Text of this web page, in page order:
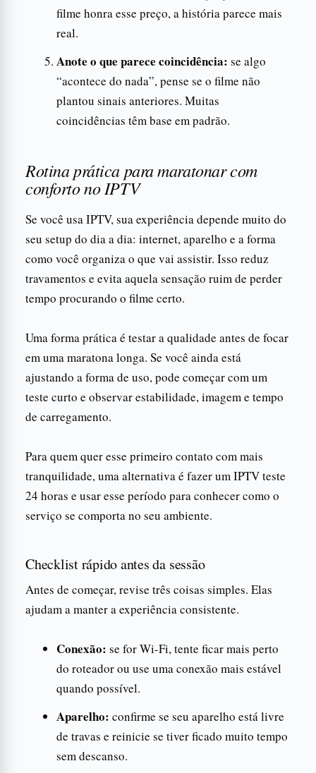
filme honra esse preço, a história parece mais
real.
Anote o que parece coincidência: se algo
“acontece do nada”, pense se o filme não
plantou sinais anteriores. Muitas
coincidências têm base em padrão.
Rotina prática para maratonar com
conforto no IPTV
Se você usa IPTV, sua experiência depende muito do
seu setup do dia a dia: internet, aparelho e a forma
como você organiza o que vai assistir. Isso reduz
travamentos e evita aquela sensação ruim de perder
tempo procurando o filme certo.
Uma forma prática é testar a qualidade antes de focar
em uma maratona longa. Se você ainda está
ajustando a forma de uso, pode começar com um
teste curto e observar estabilidade, imagem e tempo
de carregamento.
Para quem quer esse primeiro contato com mais
tranquilidade, uma alternativa é fazer um IPTV teste
24 horas e usar esse período para conhecer como o
serviço se comporta no seu ambiente.
Checklist rápido antes da sessão
Antes de começar, revise três coisas simples. Elas
ajudam a manter a experiência consistente.
Conexão: se for Wi-Fi, tente ficar mais perto
do roteador ou use uma conexão mais estável
quando possível.
Aparelho: confirme se seu aparelho está livre
de travas e reinicie se tiver ficado muito tempo
sem descanso.